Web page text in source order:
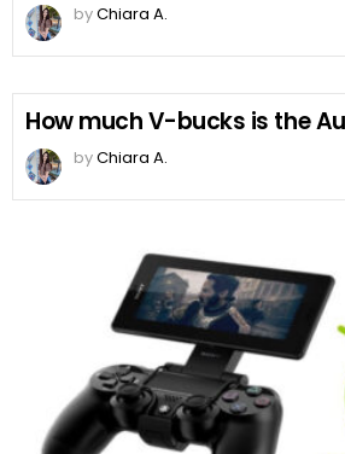
byChiara A.
How much V-bucks is the
byChiara A.